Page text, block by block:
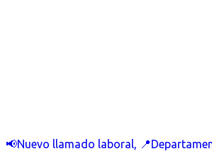
📢Nuevo llamado laboral,